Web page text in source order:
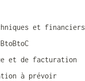
et
et de facturation
à prévoir